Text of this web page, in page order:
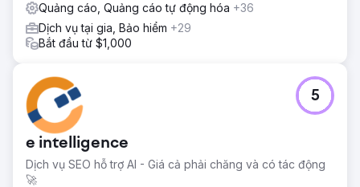
Quảng cáo, Quảng cáo tự động hóa +36
Dịch vụ tại gia, Bảo hiểm +29
Bắt đầu từ $1,000
e intelligence
Dịch vụ SEO hỗ trợ AI - Giá cả phải chăng và có tác động
🚀
5